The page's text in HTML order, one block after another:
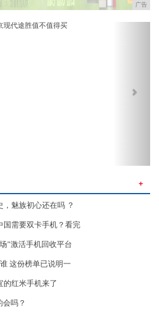
广告
＋
魅族初心还在吗 ？
国需要双卡手机？看完
”激活手机回收平台
这份榜单已说明一
的红米手机来了
吗？